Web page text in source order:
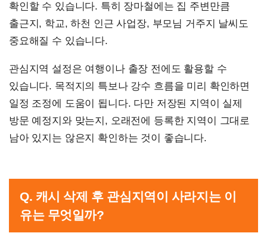
확인할 수 있습니다. 특히 장마철에는 집 주변만큼
출근지, 학교, 하천 인근 사업장, 부모님 거주지 날씨도
중요해질 수 있습니다.
관심지역 설정은 여행이나 출장 전에도 활용할 수
있습니다. 목적지의 특보나 강수 흐름을 미리 확인하면
일정 조정에 도움이 됩니다. 다만 저장된 지역이 실제
방문 예정지와 맞는지, 오래전에 등록한 지역이 그대로
남아 있지는 않은지 확인하는 것이 좋습니다.
Q. 캐시 삭제 후 관심지역이 사라지는 이
유는 무엇일까?